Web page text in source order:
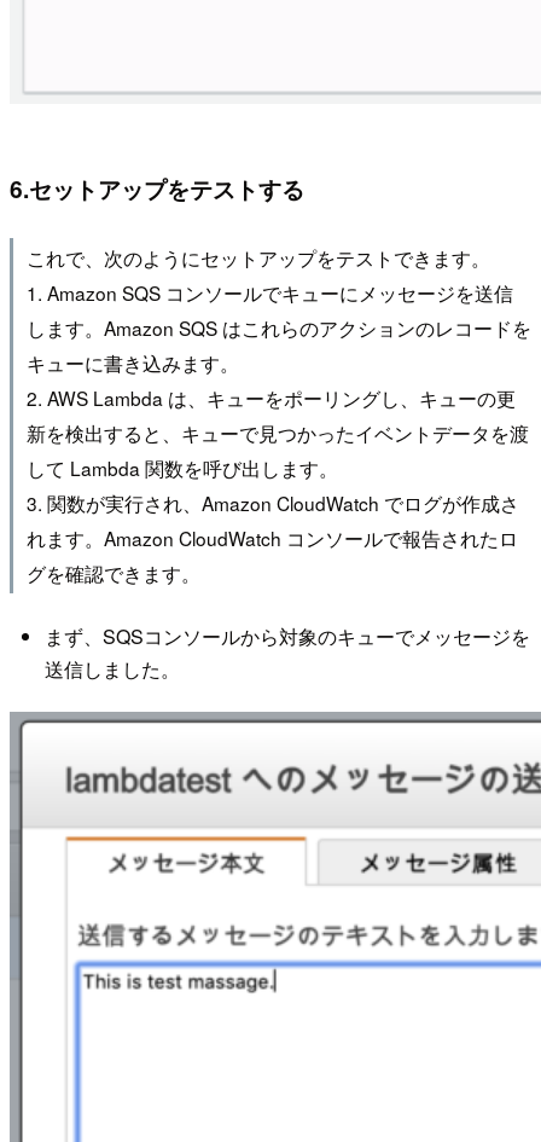
6.セットアップをテストする
これで、次のようにセットアップをテストできます。
1. Amazon SQS コンソールでキューにメッセージを送信
します。Amazon SQS はこれらのアクションのレコードを
キューに書き込みます。
2. AWS Lambda は、キューをポーリングし、キューの更
新を検出すると、キューで見つかったイベントデータを渡
して Lambda 関数を呼び出します。
3. 関数が実行され、Amazon CloudWatch でログが作成さ
れます。Amazon CloudWatch コンソールで報告されたロ
グを確認できます。
まず、SQSコンソールから対象のキューでメッセージを
送信しました。